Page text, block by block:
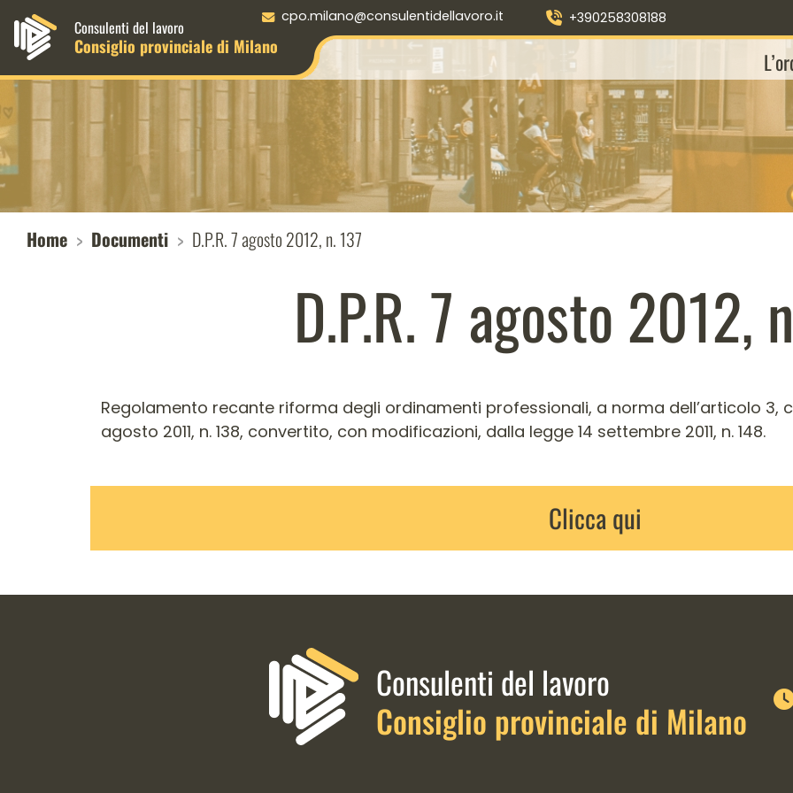
Menu principale desktop
Consulenti del lavoro
Consiglio provinciale di Milano
cpo.milano@consulentidellavoro.it +390258308188
Home Documenti D.P.R. 7 agosto 2012, n. 137
D.P.R. 7 agosto 2012,
Regolamento recante riforma degli ordinamenti professionali, a norma dell’articolo 3,
agosto 2011, n. 138, convertito, con modificazioni, dalla legge 14 settembre 2011, n. 148.
Clicca qui
Informazioni di contatto e link istituzionali
Consulenti del lavoro
Consiglio provinciale di Milano